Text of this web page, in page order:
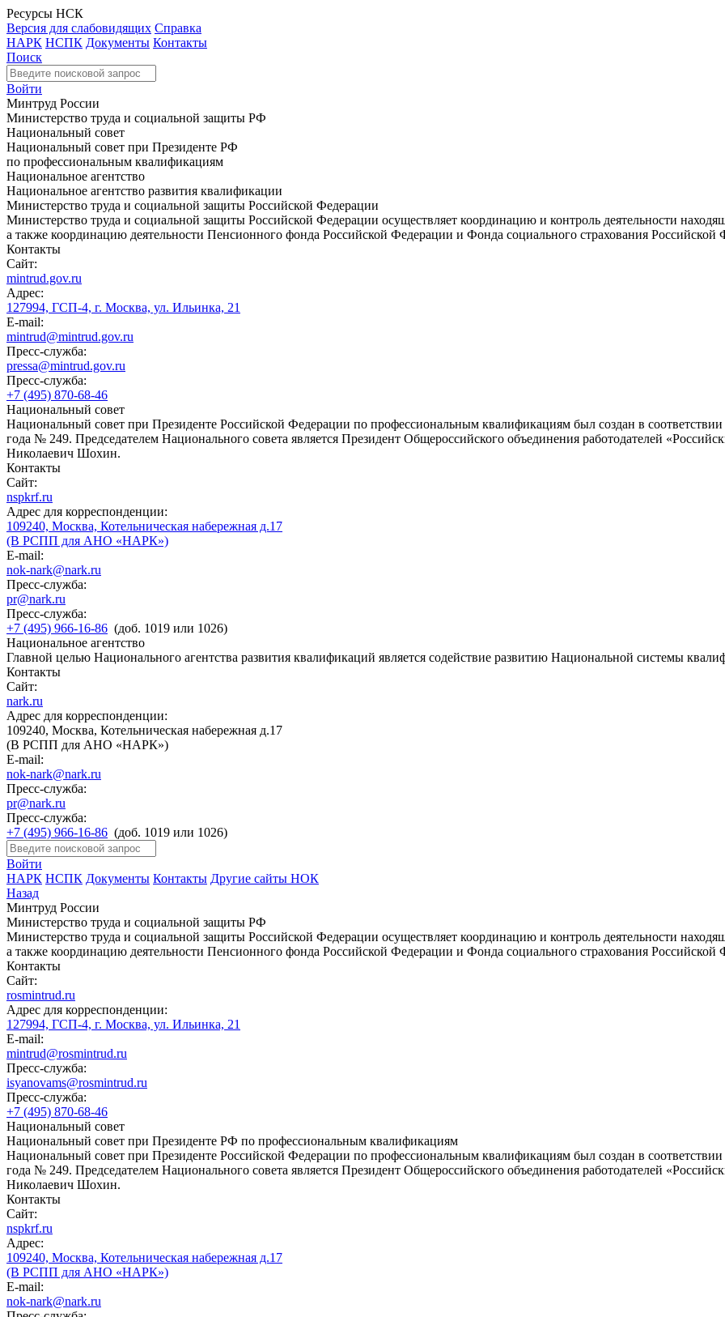
Ресурсы НСК
Версия для слабовидящих Справка
НАРК НСПК Документы Контакты
Поиск
Войти
Минтруд России
Министерство труда и социальной защиты РФ
Национальный совет
Национальный совет при Президенте РФ
по профессиональным квалификациям
Национальное агентство
Национальное агентство развития квалификации
Министерство труда и социальной защиты Российской Федерации
Министерство труда и социальной защиты Российской Федерации осуществляет координацию и контроль деятельности
а также координацию деятельности Пенсионного фонда Российской Федерации и Фонда социального страхования Российской
Контакты
Сайт:
mintrud.gov.ru
Адрес:
127994, ГСП-4, г. Москва, ул. Ильинка, 21
E-mail:
mintrud@mintrud.gov.ru
Пресс-служба:
pressa@mintrud.gov.ru
Пресс-служба:
+7 (495) 870-68-46
Национальный совет
Национальный совет при Президенте Российской Федерации по профессиональным квалификациям был создан в
года № 249. Председателем Национального совета является Президент Общероссийского объединения работодателей
Николаевич Шохин.
Контакты
Сайт:
nspkrf.ru
Адрес для корреспонденции:
109240, Москва, Котельническая набережная д.17
(В РСПП для АНО «НАРК»)
E-mail:
nok-nark@nark.ru
Пресс-служба:
pr@nark.ru
Пресс-служба:
+7 (495) 966-16-86 (доб. 1019 или 1026)
Национальное агентство
Главной целью Национального агентства развития квалификаций является содействие развитию Национальной системы
Контакты
Сайт:
nark.ru
Адрес для корреспонденции:
109240, Москва, Котельническая набережная д.17
(В РСПП для АНО «НАРК»)
E-mail:
nok-nark@nark.ru
Пресс-служба:
pr@nark.ru
Пресс-служба:
+7 (495) 966-16-86 (доб. 1019 или 1026)
Войти
НАРК НСПК Документы Контакты Другие сайты НОК
Назад
Минтруд России
Министерство труда и социальной защиты РФ
Министерство труда и социальной защиты Российской Федерации осуществляет координацию и контроль деятельности
а также координацию деятельности Пенсионного фонда Российской Федерации и Фонда социального страхования Российской
Контакты
Сайт:
rosmintrud.ru
Адрес для корреспонденции:
127994, ГСП-4, г. Москва, ул. Ильинка, 21
E-mail:
mintrud@rosmintrud.ru
Пресс-служба:
isyanovams@rosmintrud.ru
Пресс-служба:
+7 (495) 870-68-46
Национальный совет
Национальный совет при Президенте РФ по профессиональным квалификациям
Национальный совет при Президенте Российской Федерации по профессиональным квалификациям был создан в
года № 249. Председателем Национального совета является Президент Общероссийского объединения работодателей
Николаевич Шохин.
Контакты
Сайт:
nspkrf.ru
Адрес:
109240, Москва, Котельническая набережная д.17
(В РСПП для АНО «НАРК»)
E-mail:
nok-nark@nark.ru